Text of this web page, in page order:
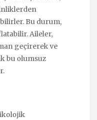
Bu durum,
Aileler,
geçirerek ve
bu olumsuz